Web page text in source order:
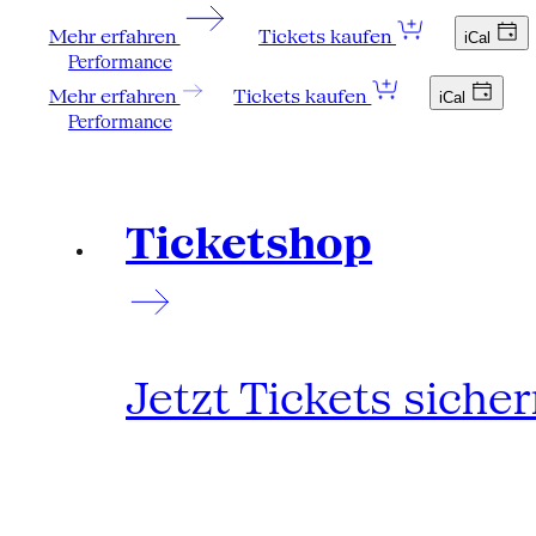
Mehr erfahren Tickets kaufen iCal
Performance
Mehr erfahren Tickets kaufen iCal
Performance
Ticketshop
Jetzt Tickets